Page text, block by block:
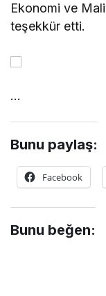
Ekonomi ve
teşekkür etti.
…
Bunu paylaş:
Facebook
Bunu beğen: